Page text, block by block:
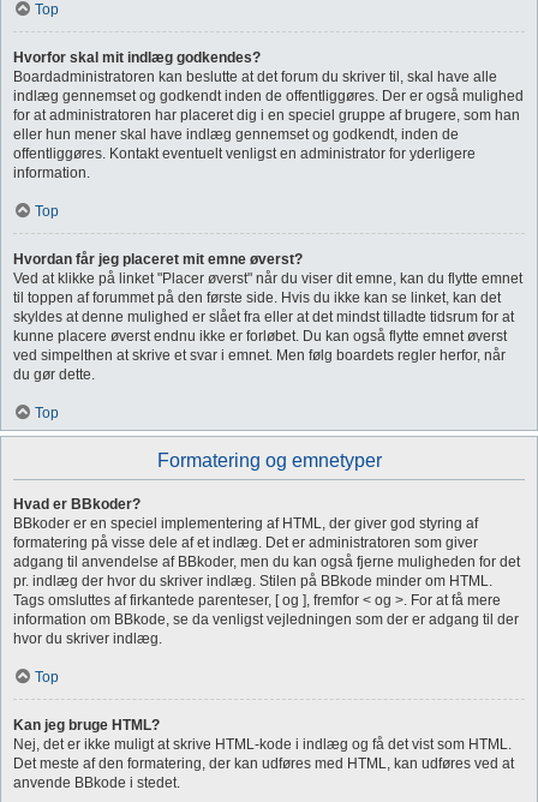
Top
Hvorfor skal mit indlæg godkendes?
Boardadministratoren kan beslutte at det forum du skriver til, skal have alle
indlæg gennemset og godkendt inden de offentliggøres. Der er også mulighed
for at administratoren har placeret dig i en speciel gruppe af brugere, som han
eller hun mener skal have indlæg gennemset og godkendt, inden de
offentliggøres. Kontakt eventuelt venligst en administrator for yderligere
information.
Top
Hvordan får jeg placeret mit emne øverst?
Ved at klikke på linket "Placer øverst" når du viser dit emne, kan du flytte emnet
til toppen af forummet på den første side. Hvis du ikke kan se linket, kan det
skyldes at denne mulighed er slået fra eller at det mindst tilladte tidsrum for at
kunne placere øverst endnu ikke er forløbet. Du kan også flytte emnet øverst
ved simpelthen at skrive et svar i emnet. Men følg boardets regler herfor, når
du gør dette.
Top
Formatering og emnetyper
Hvad er BBkoder?
BBkoder er en speciel implementering af HTML, der giver god styring af
formatering på visse dele af et indlæg. Det er administratoren som giver
adgang til anvendelse af BBkoder, men du kan også fjerne muligheden for det
pr. indlæg der hvor du skriver indlæg. Stilen på BBkode minder om HTML.
Tags omsluttes af firkantede parenteser, [ og ], fremfor < og >. For at få mere
information om BBkode, se da venligst vejledningen som der er adgang til der
hvor du skriver indlæg.
Top
Kan jeg bruge HTML?
Nej, det er ikke muligt at skrive HTML-kode i indlæg og få det vist som HTML.
Det meste af den formatering, der kan udføres med HTML, kan udføres ved at
anvende BBkode i stedet.